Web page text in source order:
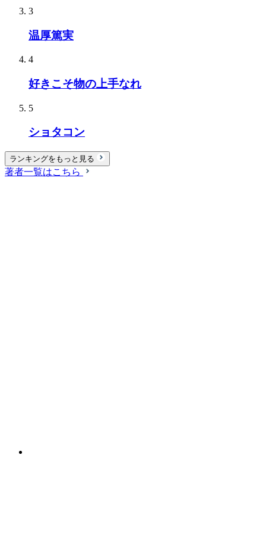
3
温厚篤実
4
好きこそ物の上手なれ
5
ショタコン
ランキングをもっと見る
著者一覧はこちら